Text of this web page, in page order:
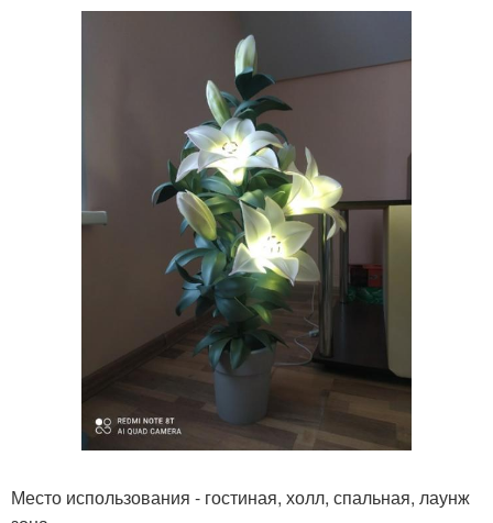
Место использования - гостиная, холл, спальная, лаунж